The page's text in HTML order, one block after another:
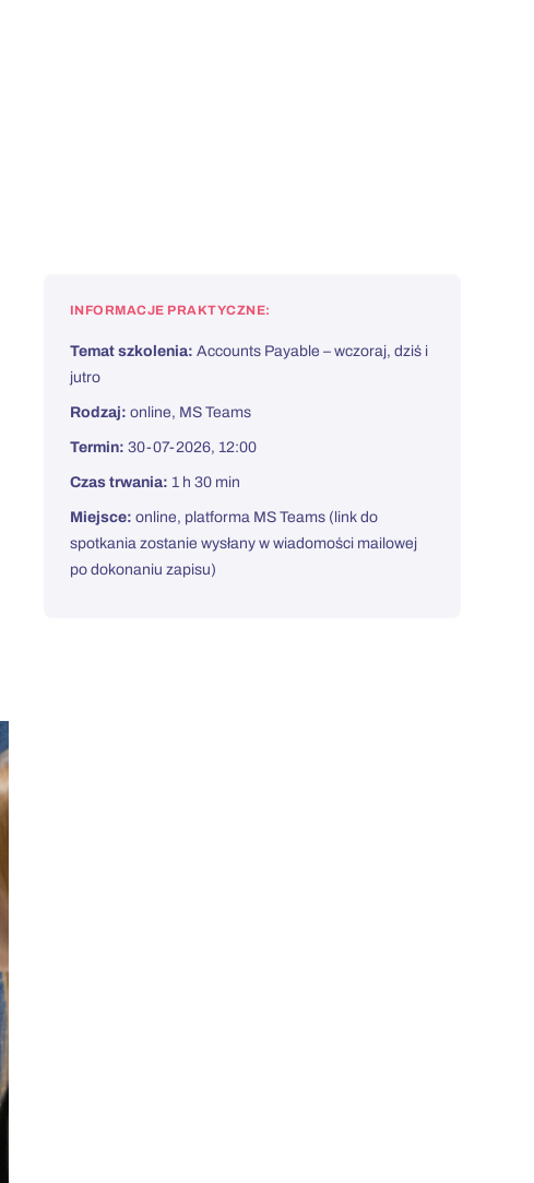
INFORMACJE PRAKTYCZNE:
Temat szkolenia: Accounts Payable – wczoraj, dziś i
jutro
Rodzaj: online, MS Teams
Termin: 30-07-2026, 12:00
Czas trwania: 1 h 30 min
Miejsce: online, platforma MS Teams (link do
spotkania zostanie wysłany w wiadomości mailowej
po dokonaniu zapisu)